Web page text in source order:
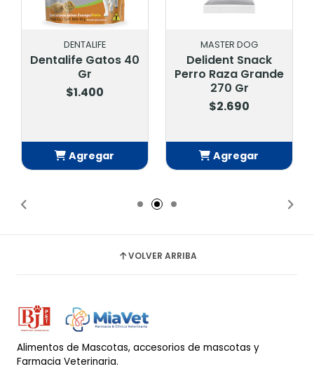
DENTALIFE
Dentalife Gatos 40
Gr
$1.400
Agregar
MASTER DOG
Delident Snack
Perro Raza Grande
270 Gr
$2.690
Agregar
VOLVER ARRIBA
Alimentos de Mascotas, accesorios de mascotas y
Farmacia Veterinaria.